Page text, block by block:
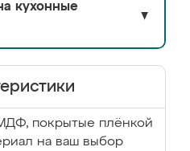
кухонные
▼
покрытые плёнкой
на ваш выбор